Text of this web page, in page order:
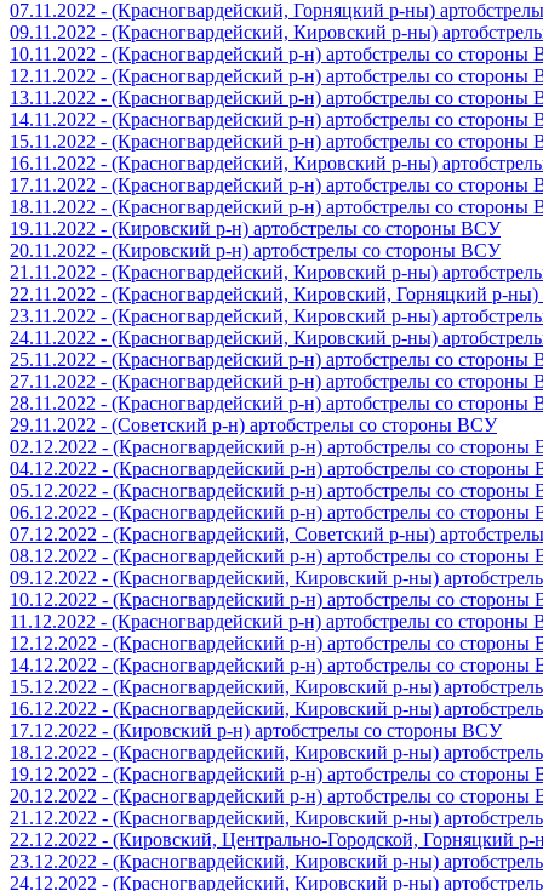
07.11.2022 - (Красногвардейский, Горняцкий р-ны)
09.11.2022 - (Красногвардейский, Кировский р-ны)
10.11.2022 - (Красногвардейский р-н) артобстрелы со стороны
12.11.2022 - (Красногвардейский р-н) артобстрелы со стороны
13.11.2022 - (Красногвардейский р-н) артобстрелы со стороны
14.11.2022 - (Красногвардейский р-н) артобстрелы со стороны
15.11.2022 - (Красногвардейский р-н) артобстрелы со стороны
16.11.2022 - (Красногвардейский, Кировский р-ны)
17.11.2022 - (Красногвардейский р-н) артобстрелы со стороны
18.11.2022 - (Красногвардейский р-н) артобстрелы со стороны
19.11.2022 - (Кировский р-н) артобстрелы со стороны ВСУ
20.11.2022 - (Кировский р-н) артобстрелы со стороны ВСУ
21.11.2022 - (Красногвардейский, Кировский р-ны)
22.11.2022 - (Красногвардейский, Кировский, Горняцкий р-
23.11.2022 - (Красногвардейский, Кировский р-ны)
24.11.2022 - (Красногвардейский, Кировский р-ны)
25.11.2022 - (Красногвардейский р-н) артобстрелы со стороны
27.11.2022 - (Красногвардейский р-н) артобстрелы со стороны
28.11.2022 - (Красногвардейский р-н) артобстрелы со стороны
29.11.2022 - (Советский р-н) артобстрелы со стороны ВСУ
02.12.2022 - (Красногвардейский р-н) артобстрелы со
04.12.2022 - (Красногвардейский р-н) артобстрелы со
05.12.2022 - (Красногвардейский р-н) артобстрелы со
06.12.2022 - (Красногвардейский р-н) артобстрелы со
07.12.2022 - (Красногвардейский, Советский р-ны)
08.12.2022 - (Красногвардейский р-н) артобстрелы со
09.12.2022 - (Красногвардейский, Кировский р-ны)
10.12.2022 - (Красногвардейский р-н) артобстрелы со
11.12.2022 - (Красногвардейский р-н) артобстрелы со стороны
12.12.2022 - (Красногвардейский р-н) артобстрелы со
14.12.2022 - (Красногвардейский р-н) артобстрелы со
15.12.2022 - (Красногвардейский, Кировский р-ны)
16.12.2022 - (Красногвардейский, Кировский р-ны)
17.12.2022 - (Кировский р-н) артобстрелы со стороны ВСУ
18.12.2022 - (Красногвардейский, Кировский р-ны)
19.12.2022 - (Красногвардейский р-н) артобстрелы со
20.12.2022 - (Красногвардейский р-н) артобстрелы со
21.12.2022 - (Красногвардейский, Кировский р-ны)
22.12.2022 - (Кировский, Центрально-Городской, Горняцкий
23.12.2022 - (Красногвардейский, Кировский р-ны)
24.12.2022 - (Красногвардейский, Кировский р-ны)